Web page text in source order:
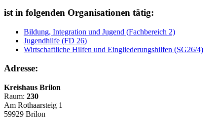
ist in folgenden Organisationen tätig:
Bildung, Integration und Jugend (Fachbereich 2)
Jugendhilfe (FD 26)
Wirtschaftliche Hilfen und Eingliederungshilfen (SG26/4)
Adresse:
Kreishaus Brilon
Raum: 230
Am Rothaarsteig 1
59929 Brilon